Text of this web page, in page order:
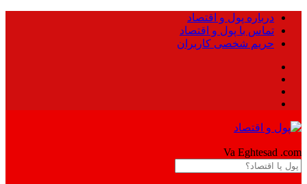
درباره پول و اقتصاد
تماس با پول و اقتصاد
حریم شخصی کاربران
Va Eghtesad .com